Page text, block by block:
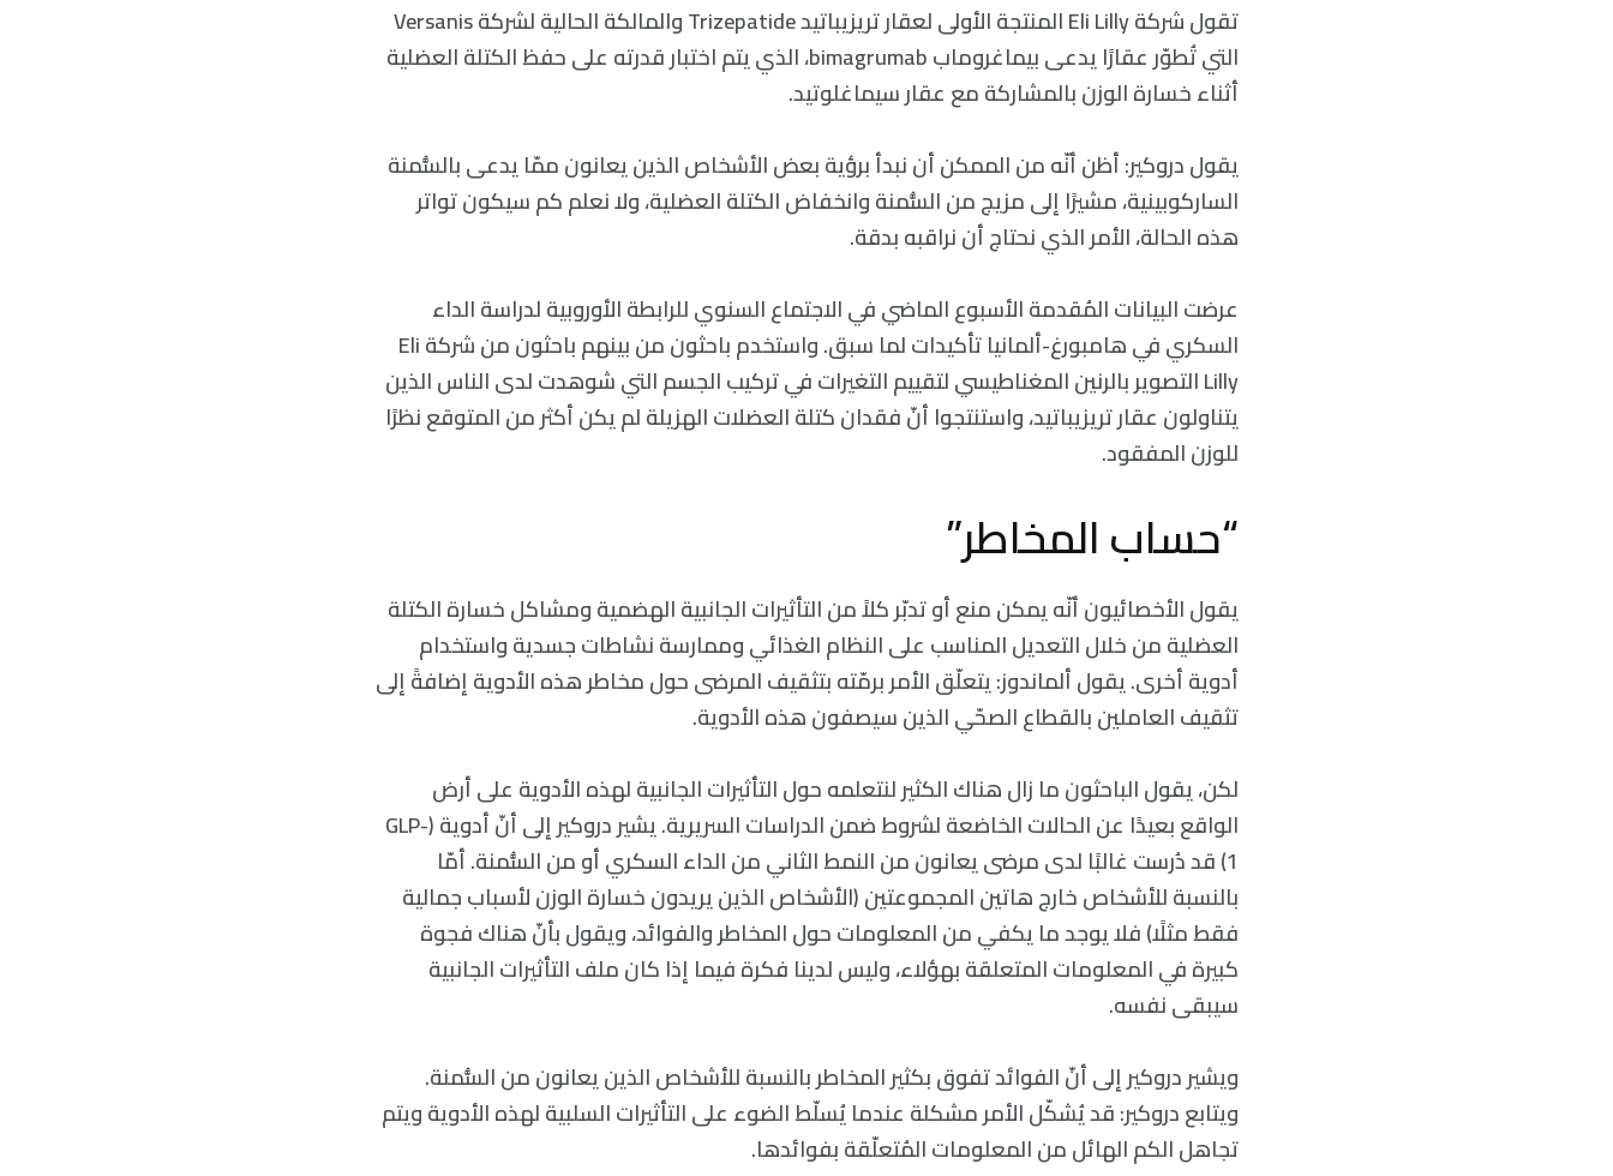
تقول شركة Eli Lilly المنتجة الأولى لعقار تريزيباتيد Trizepatide والمالكة الحالية لشركة Versanis
التي تُطوّر عقارًا يدعى بيماغروماب bimagrumab، الذي يتم اختبار قدرته على حفظ الكتلة العضلية
أثناء خسارة الوزن بالمشاركة مع عقار سيماغلوتيد.
يقول دروكير: أظن أنّه من الممكن أن نبدأ برؤية بعض الأشخاص الذين يعانون ممّا يدعى بالسُّمنة
الساركوبينية، مشيرًا إلى مزيج من السُّمنة وانخفاض الكتلة العضلية، ولا نعلم كم سيكون تواتر
هذه الحالة، الأمر الذي نحتاج أن نراقبه بدقة.
عرضت البيانات المُقدمة الأسبوع الماضي في الاجتماع السنوي للرابطة الأوروبية لدراسة الداء
السكري في هامبورغ-ألمانيا تأكيدات لما سبق. واستخدم باحثون من بينهم باحثون من شركة Eli
Lilly التصوير بالرنين المغناطيسي لتقييم التغيرات في تركيب الجسم التي شوهدت لدى الناس الذين
يتناولون عقار تريزيباتيد، واستنتجوا أنّ فقدان كتلة العضلات الهزيلة لم يكن أكثر من المتوقع نظرًا
للوزن المفقود.
“حساب المخاطر”
يقول الأخصائيون أنّه يمكن منع أو تدبّر كلاً من التأثيرات الجانبية الهضمية ومشاكل خسارة الكتلة
العضلية من خلال التعديل المناسب على النظام الغذائي وممارسة نشاطات جسدية واستخدام
أدوية أخرى. يقول ألماندوز: يتعلّق الأمر برمّته بتثقيف المرضى حول مخاطر هذه الأدوية إضافةً إلى
تثقيف العاملين بالقطاع الصحّي الذين سيصفون هذه الأدوية.
لكن، يقول الباحثون ما زال هناك الكثير لنتعلمه حول التأثيرات الجانبية لهذه الأدوية على أرض
الواقع بعيدًا عن الحالات الخاضعة لشروط ضمن الدراسات السريرية. يشير دروكير إلى أنّ أدوية (GLP-
1) قد دُرست غالبًا لدى مرضى يعانون من النمط الثاني من الداء السكري أو من السُّمنة. أمّا
بالنسبة للأشخاص خارج هاتين المجموعتين (الأشخاص الذين يريدون خسارة الوزن لأسباب جمالية
فقط مثلًا) فلا يوجد ما يكفي من المعلومات حول المخاطر والفوائد، ويقول بأنّ هناك فجوة
كبيرة في المعلومات المتعلقة بهؤلاء، وليس لدينا فكرة فيما إذا كان ملف التأثيرات الجانبية
سيبقى نفسه.
ويشير دروكير إلى أنّ الفوائد تفوق بكثير المخاطر بالنسبة للأشخاص الذين يعانون من السُّمنة.
ويتابع دروكير: قد يُشكّل الأمر مشكلة عندما يُسلّط الضوء على التأثيرات السلبية لهذه الأدوية ويتم
تجاهل الكم الهائل من المعلومات المُتعلّقة بفوائدها.